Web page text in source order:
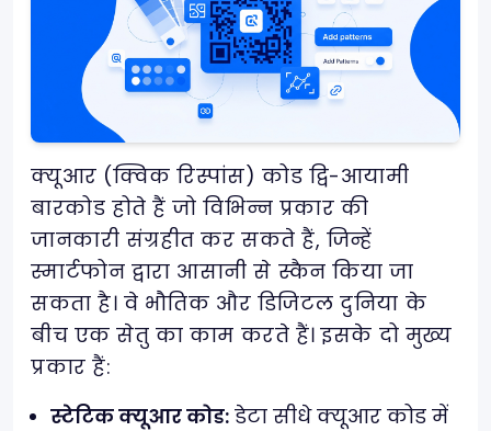
क्यूआर (क्विक रिस्पांस) कोड द्वि-आयामी
बारकोड होते हैं जो विभिन्न प्रकार की
जानकारी संग्रहीत कर सकते हैं, जिन्हें
स्मार्टफोन द्वारा आसानी से स्कैन किया जा
सकता है। वे भौतिक और डिजिटल दुनिया के
बीच एक सेतु का काम करते हैं। इसके दो मुख्य
प्रकार हैं:
स्टेटिक क्यूआर कोड: डेटा सीधे क्यूआर कोड में